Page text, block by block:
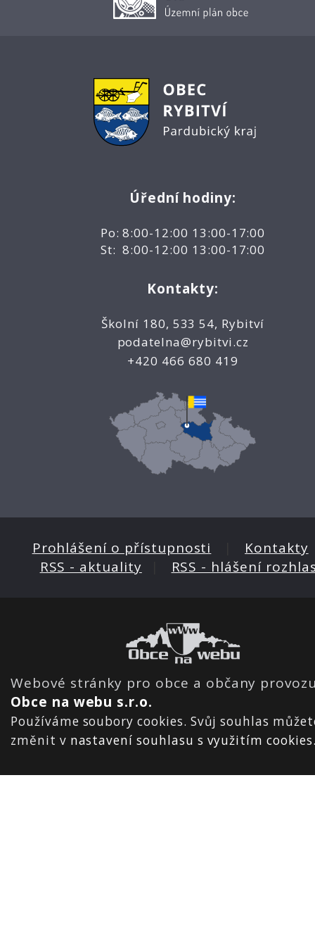
Úřední hodiny:
Po: 8:00-12:00 13:00-17:00
St: 8:00-12:00 13:00-17:00
Kontakty:
Školní 180, 533 54, Rybitví
podatelna@rybitvi.cz
+420 466 680 419
Prohlášení o přístupnosti Kontakty
RSS - aktuality
RSS - hlášení
Webové stránky pro obce a občany
Obce na webu s.r.o.
Používáme soubory cookies. Svůj souhlas
změnit v nastavení souhlasu s využitím cookies